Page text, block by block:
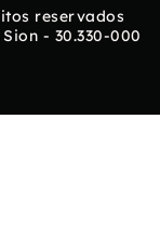
reservados
- 30.330-000